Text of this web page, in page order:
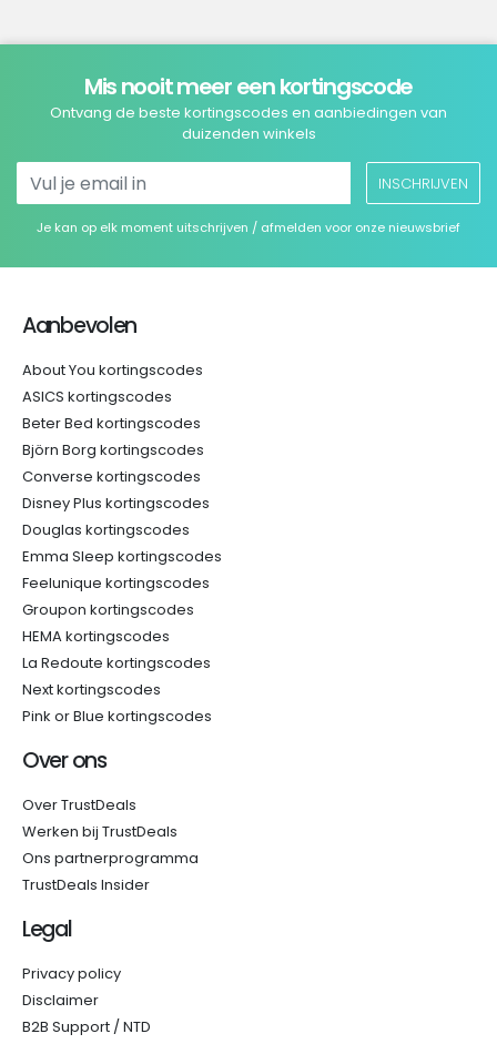
Mis nooit meer een kortingscode
Ontvang de beste kortingscodes en aanbiedingen van
duizenden winkels
INSCHRIJVEN
Je kan op elk moment uitschrijven / afmelden voor onze nieuwsbrief
Aanbevolen
About You kortingscodes
ASICS kortingscodes
Beter Bed kortingscodes
Björn Borg kortingscodes
Converse kortingscodes
Disney Plus kortingscodes
Douglas kortingscodes
Emma Sleep kortingscodes
Feelunique kortingscodes
Groupon kortingscodes
HEMA kortingscodes
La Redoute kortingscodes
Next kortingscodes
Pink or Blue kortingscodes
Over ons
Over TrustDeals
Werken bij TrustDeals
Ons partnerprogramma
TrustDeals Insider
Legal
Privacy policy
Disclaimer
B2B Support / NTD